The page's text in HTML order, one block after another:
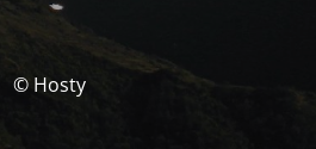
© Hosty